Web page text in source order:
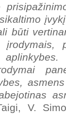
būti
V.